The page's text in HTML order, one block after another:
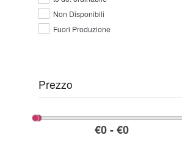
Non Disponibili
Fuori Produzione
Prezzo